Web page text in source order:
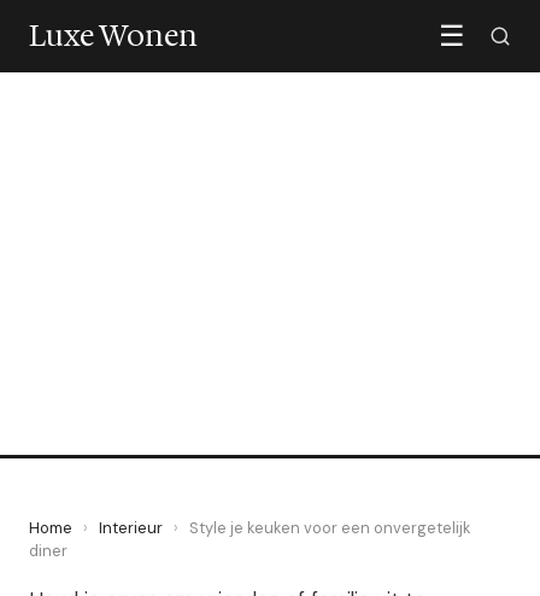
Luxe Wonen ☰
Home › Interieur ›
Style je keuken voor een onvergetelijk
diner